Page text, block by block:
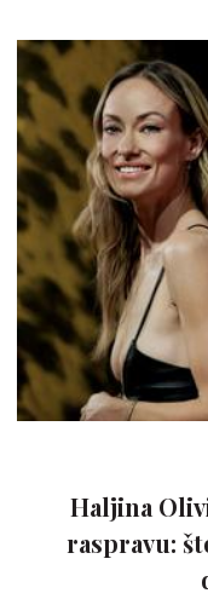
Haljina
raspravu: